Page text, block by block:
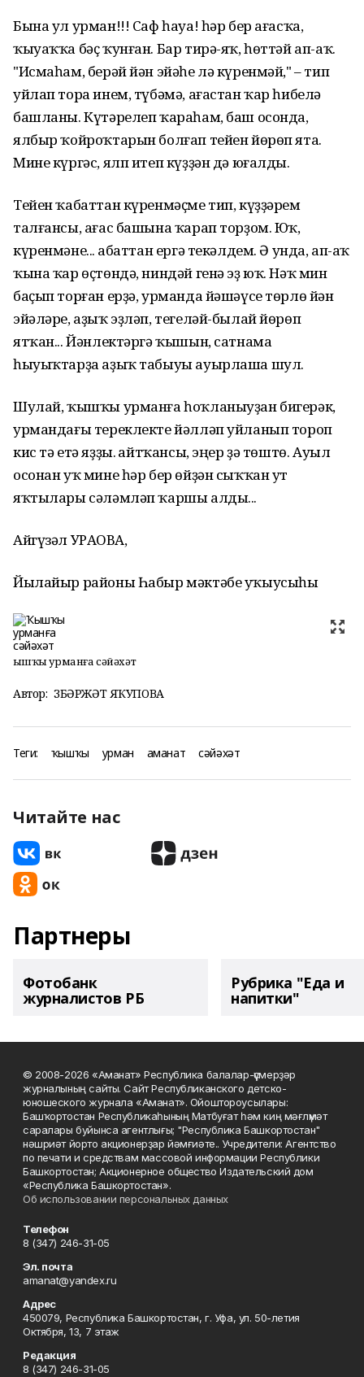
Бына ул урман!!! Саф һауа! һәр бер ағасҡа,
ҡыуаҡҡа бәҫ ҡунған. Бар тирә-яҡ, һөттәй ап-аҡ.
"Исмаһам, берәй йән эйәһе лә күренмәй," – тип
уйлап тора инем, түбәмә, ағастан ҡар һибелә
башланы. Күтәрелеп ҡараһам, баш осонда,
ялбыр ҡойроҡтарын болғап тейен йөрөп ята.
Мине күргәс, ялп итеп күҙҙән дә юғалды.
Тейен ҡабаттан күренмәҫме тип, күҙҙәрем
талғансы, ағас башына ҡарап торҙом. Юҡ,
күренмәне... Ҡабаттан ергә текәлдем. Ә унда, ап-аҡ
ҡына ҡар өҫтөндә, ниндәй генә эҙ юҡ. Нәҡ мин
баҫып торған ерҙә, урманда йәшәүсе төрлө йән
эйәләре, аҙыҡ эҙләп, тегеләй-былай йөрөп
ятҡан... Йәнлектәргә ҡышын, сатнама
һыуыҡтарҙа аҙыҡ табыуы ауырлаша шул.
Шулай, ҡышҡы урманға һоҡланыуҙан бигерәк,
урмандағы тереклекте йәлләп уйланып тороп
кис тә етә яҙҙы. Ҡайтҡансы, эңер ҙә төштө. Ауыл
осонан уҡ мине һәр бер өйҙән сыҡҡан ут
яҡтылары сәләмләп ҡаршы алды...
Айгүзәл УРАҠОВА,
Йылайыр районы Һабыр мәктәбе уҡыусыһы
Ҡышҡы урманға сәйәхәт
Автор: ЗӨБӘРЖӘТ ЯҠУПОВА
Теги: ҡышҡы урман аманат сәйәхәт
Читайте нас
Партнеры
Фотобанк
журналистов РБ
Рубрика "Еда и
напитки"
© 2008-2026 «Аманат» Республика балалар-үҫмерҙәр
журналының сайты. Сайт Республиканского детско-
юношеского журнала «Аманат». Ойоштороусылары:
Башҡортостан Республикаһының Матбуғат һәм киң мәғлүмәт
саралары буйынса агентлығы; "Республика Башкортостан"
нәшриәт йорто акционерҙар йәмғиәте.. Учредители: Агентство
по печати и средствам массовой информации Республики
Башкортостан; Акционерное общество Издательский дом
«Республика Башкортостан».
Об использовании персональных данных
Телефон
8 (347) 246-31-05
Эл. почта
amanat@yandex.ru
Адрес
450079, Республика Башкортостан, г. Уфа, ул. 50-летия
Октября, 13, 7 этаж
Редакция
8 (347) 246-31-05